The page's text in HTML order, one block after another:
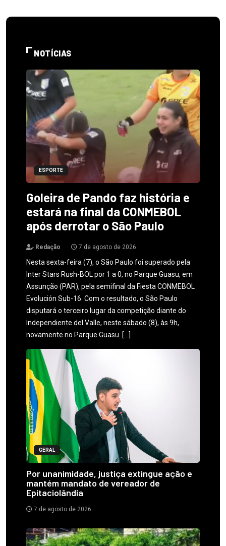
NOTÍCIAS
ESPORTE
Goleira de Pando faz história e
estará na final da CONMEBOL
após derrotar o São Paulo
Redação 7 de agosto de 2026
Nesta sexta-feira (7), o São Paulo foi superado pela
Inter Stars Rush-BOL por 1 a 0, no Parque Guasu, em
Assunção (PAR), pela semifinal da Fiesta CONMEBOL
Evolución Sub-16. Com o resultado, o São Paulo
disputará o terceiro lugar da competição diante do
Independiente del Valle, neste sábado (8), às 9h,
novamente no Parque Guasu. […]
GERAL
Por unanimidade, justiça extingue ação e
mantém mandato de vereador de
Epitaciolândia
7 de agosto de 2026